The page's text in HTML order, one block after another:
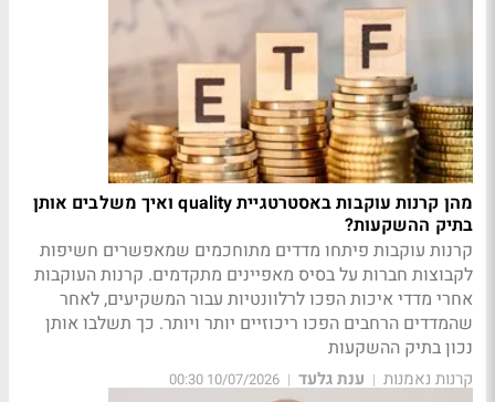
מהן קרנות עוקבות באסטרטגיית quality ואיך משלבים אותן
בתיק ההשקעות?
קרנות עוקבות פיתחו מדדים מתוחכמים שמאפשרים חשיפות
לקבוצות חברות על בסיס מאפיינים מתקדמים. קרנות העוקבות
אחרי מדדי איכות הפכו לרלוונטיות עבור המשקיעים, לאחר
שהמדדים הרחבים הפכו ריכוזיים יותר ויותר. כך תשלבו אותן
נכון בתיק ההשקעות
קרנות נאמנות | ענת גלעד |
10/07/2026 00:30